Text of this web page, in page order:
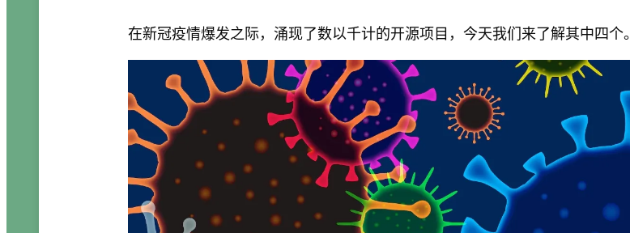
在新冠疫情爆发之际，涌现了数以千计的开源项目，今天我们来了解其中四个。